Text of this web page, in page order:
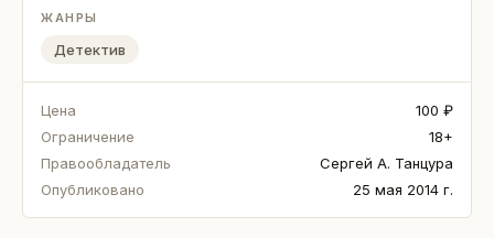
ЖАНРЫ
Детектив
Цена
100 ₽
Ограничение
18+
Правообладатель
Сергей А. Танцура
Опубликовано
25 мая 2014 г.